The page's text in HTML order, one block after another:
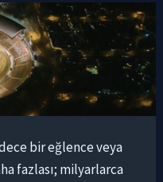
bir eğlence veya
fazlası; milyarlarca